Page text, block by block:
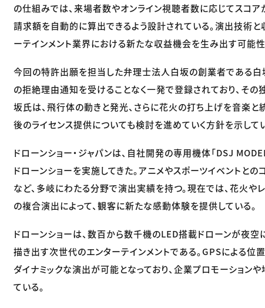
の仕組みでは、来場者数やオンライン視聴者数に応じてスコ
請求額を自動的に算出できるよう設計されている。演出技術
ーテインメント業界における新たな収益機会を生み出す可能性
今回の特許出願を担当した弁理士法人白坂の創業者である
の拒絶理由通知を受けることなく一発で登録されており、その
坂氏は、飛行体の動きと発光、さらに花火の打ち上げを音楽
後のライセンス提供についても検討を進めていく方針を示してい
ドローンショー・ジャパンは、自社開発の専用機体「DSJ
ドローンショーを実施してきた。アニメやスポーツイベントと
など、多岐にわたる分野で演出実績を持つ。現在では、花火や
の複合演出によって、観客に新たな感動体験を提供している。
ドローンショーは、数百から数千機のLED搭載ドローンが夜
描き出す次世代のエンターテインメントである。GPSによる
ダイナミックな演出が可能となっており、企業プロモーション
ている。